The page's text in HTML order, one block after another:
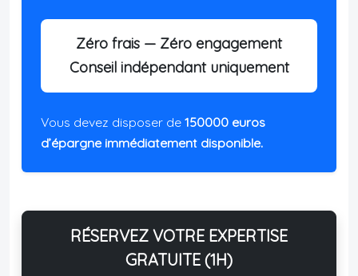
Zéro frais — Zéro engagement
Conseil indépendant uniquement
Vous devez disposer de 150000 euros
d’épargne immédiatement disponible.
RÉSERVEZ VOTRE EXPERTISE
GRATUITE (1H)